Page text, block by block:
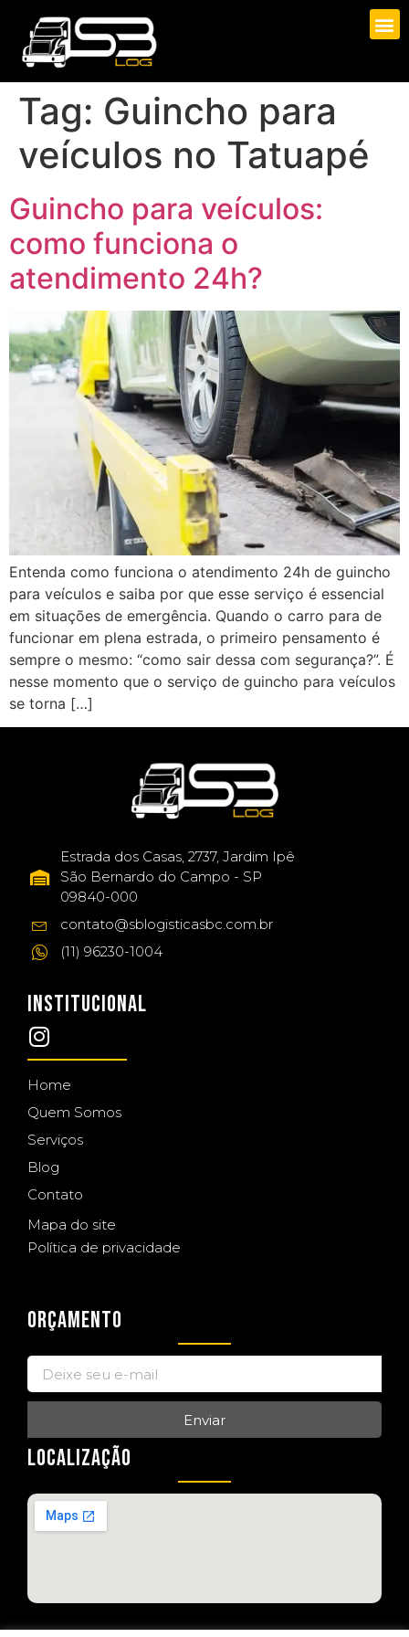
Tag: Guincho para
veículos no Tatuapé
Guincho para veículos:
como funciona o
atendimento 24h?
Entenda como funciona o atendimento 24h de guincho
para veículos e saiba por que esse serviço é essencial
em situações de emergência. Quando o carro para de
funcionar em plena estrada, o primeiro pensamento é
sempre o mesmo: “como sair dessa com segurança?”. É
nesse momento que o serviço de guincho para veículos
se torna […]
Estrada dos Casas, 2737, Jardim Ipê
São Bernardo do Campo - SP
09840-000
contato@sblogisticasbc.com.br
(11) 96230-1004
INSTITUCIONAL
Home
Quem Somos
Serviços
Blog
Contato
Mapa do site
Política de privacidade
ORÇAMENTO
Enviar
LOCALIZAÇÃO